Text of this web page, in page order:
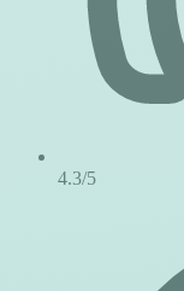
4.3/5